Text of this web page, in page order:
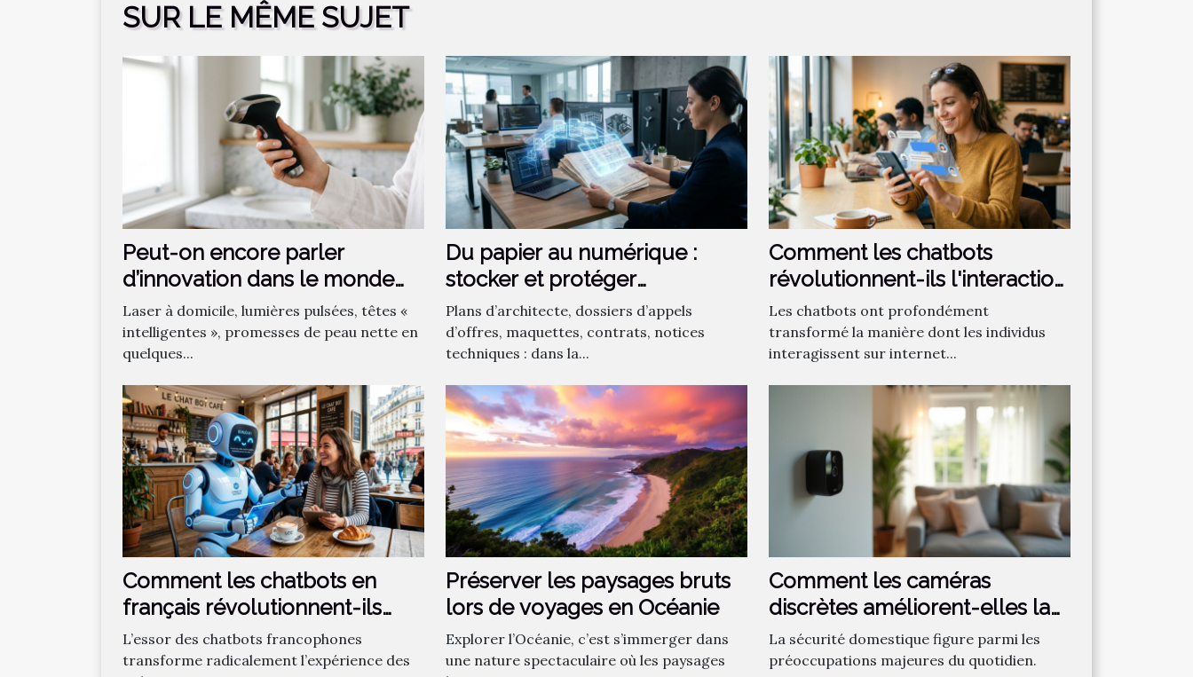
SUR LE MÊME SUJET
Peut-on encore parler
d’innovation dans le monde
des épilations ?
Laser à domicile, lumières pulsées, têtes «
intelligentes », promesses de peau nette en
quelques...
Du papier au numérique :
stocker et protéger
documents de conception
sensibles
Plans d’architecte, dossiers d’appels
d’offres, maquettes, contrats, notices
techniques : dans la...
Comment les chatbots
révolutionnent-ils l'interaction
en ligne ?
Les chatbots ont profondément
transformé la manière dont les individus
interagissent sur internet...
Comment les chatbots en
français révolutionnent-ils
l'interaction en ligne ?
L’essor des chatbots francophones
transforme radicalement l’expérience des
Préserver les paysages bruts
lors de voyages en Océanie
Explorer l’Océanie, c’est s’immerger dans
une nature spectaculaire où les paysages
Comment les caméras
discrètes améliorent-elles la
sécurité domestique ?
La sécurité domestique figure parmi les
préoccupations majeures du quotidien.